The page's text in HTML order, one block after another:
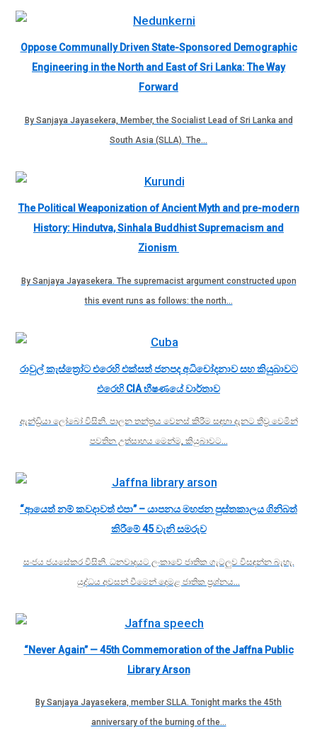
Oppose Communally Driven State-Sponsored Demographic
Engineering in the North and East of Sri Lanka: The Way
Forward
By Sanjaya Jayasekera, Member, the Socialist Lead of Sri Lanka and
South Asia (SLLA). The…
The Political Weaponization of Ancient Myth and pre-modern
History: Hindutva, Sinhala Buddhist Supremacism and
Zionism
By Sanjaya Jayasekera. The supremacist argument constructed upon
this event runs as follows: the north…
රාවුල් කැස්ත්‍රෝට එරෙහි එක්සත් ජනපද අධිචෝදනාව සහ කියුබාවට
එරෙහි CIA භීෂණයේ වාර්තාව
ඇන්ඩ්‍රියා ලෝබෝ විසිනි. පාලන තන්ත්‍රය වෙනස් කිරීම සඳහා දැනට තීව්‍ර වෙමින්
පවතින උත්සාහය මෙන්ම, කියුබාවට…
“ආයෙත් නම් කවදාවත් එපා” – යාපනය මහජන පුස්තකාලය ගිනිබත්
කිරීමේ 45 වැනි සමරුව
සංජය ජයසේකර විසිනි. ධනවාදයට ලංකාවේ ජාතික ගැටලුව විසඳන්න බැහැ.
යුද්ධය අවසන් වීමෙන් දෙමළ ජාතික ප්‍රශ්නය…
“Never Again” — 45th Commemoration of the Jaffna Public
Library Arson
By Sanjaya Jayasekera, member SLLA. Tonight marks the 45th
anniversary of the burning of the…